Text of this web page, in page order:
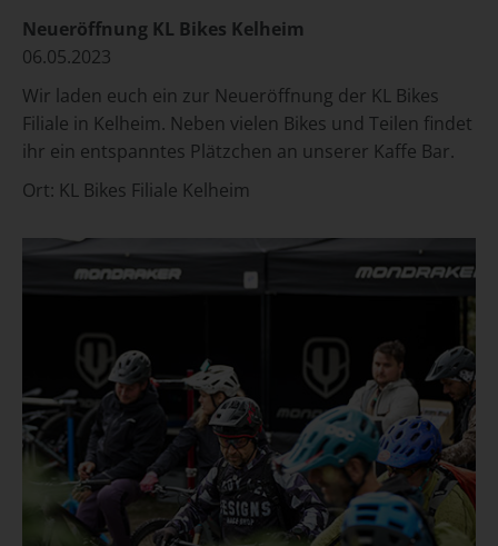
Neueröffnung KL Bikes Kelheim
06.05.2023
Wir laden euch ein zur Neueröffnung der KL Bikes
Filiale in Kelheim. Neben vielen Bikes und Teilen findet
ihr ein entspanntes Plätzchen an unserer Kaffe Bar.
Ort: KL Bikes Filiale Kelheim